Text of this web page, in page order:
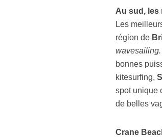
Au sud, les
Les
région de
wavesailing.
bonnes
kitesurfing,
spot unique
de belles
Crane